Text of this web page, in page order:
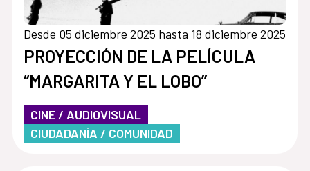
Desde 05 diciembre 2025 hasta 18 diciembre 2025
PROYECCIÓN DE LA PELÍCULA
“MARGARITA Y EL LOBO”
CINE / AUDIOVISUAL
CIUDADANÍA / COMUNIDAD